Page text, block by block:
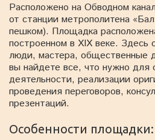
Расположено на Обводном
от станции метрополитена
пешком). Площадка
построенном в XIX веке. Здесь
люди, мастера, общественные
вы найдете все, что нужно для
деятельности, реализации
проведения переговоров,
презентаций.
Особенности площадки: